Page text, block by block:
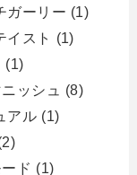
ガーリー (1)
イスト
(1)
(1)
ッシュ
(8)
アル (1)
ド (1)